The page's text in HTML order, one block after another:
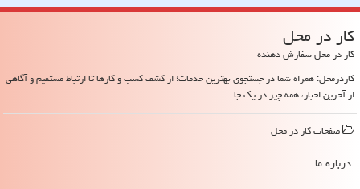
كار در محل
کار در محل سفارش دهنده
کاردرمحل: همراه شما در جستجوی بهترین خدمات؛ از کشف کسب و کارها تا ارتباط مستقیم و آگاهی
از آخرین اخبار، همه چیز در یک جا
صفحات كار در محل
درباره ما